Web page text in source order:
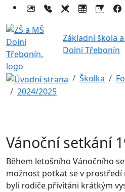
Základní škola
Dolní Třebonín
Školka
2024/2025
Vánoční setkání
Během letošního Vánočního
možnost potkat se v prostředí
byli rodiče přivítáni krátkým